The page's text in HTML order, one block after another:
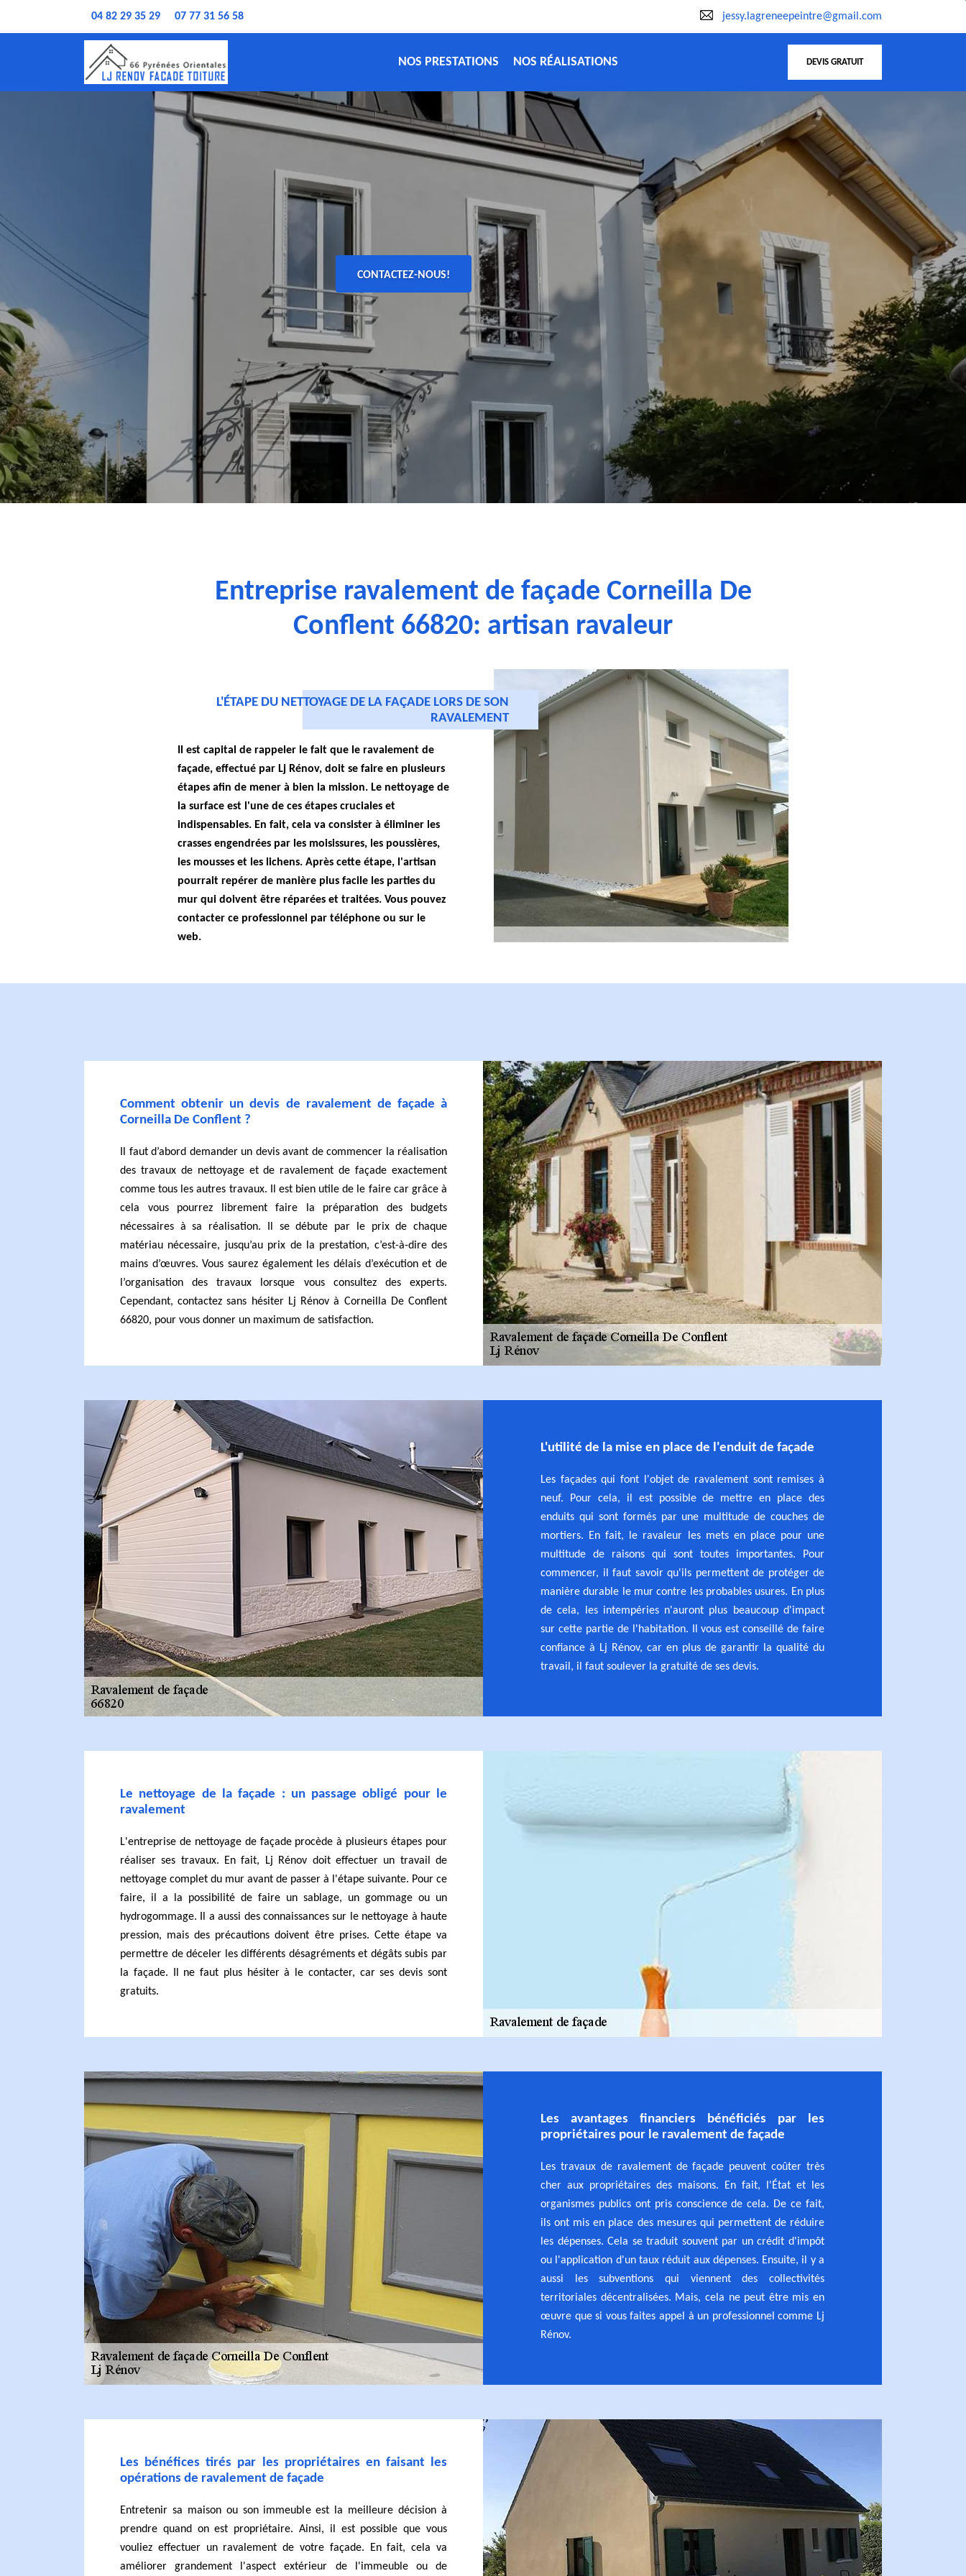
04 82 29 35 29 07 77 31 56 58 jessy.lagreneepeintre@gmail.com
NOS PRESTATIONS NOS RÉALISATIONS DEVIS GRATUIT
CONTACTEZ-NOUS!
Entreprise ravalement de façade Corneilla De
Conflent 66820: artisan ravaleur
L'ÉTAPE DU NETTOYAGE DE LA FAÇADE LORS DE SON
RAVALEMENT
Il est capital de rappeler le fait que le ravalement de
façade, effectué par Lj Rénov, doit se faire en plusieurs
étapes afin de mener à bien la mission. Le nettoyage de
la surface est l'une de ces étapes cruciales et
indispensables. En fait, cela va consister à éliminer les
crasses engendrées par les moisissures, les poussières,
les mousses et les lichens. Après cette étape, l'artisan
pourrait repérer de manière plus facile les parties du
mur qui doivent être réparées et traitées. Vous pouvez
contacter ce professionnel par téléphone ou sur le
web.
Comment obtenir un devis de ravalement de façade à
Corneilla De Conflent ?
Il faut d’abord demander un devis avant de commencer la réalisation
des travaux de nettoyage et de ravalement de façade exactement
comme tous les autres travaux. Il est bien utile de le faire car grâce à
cela vous pourrez librement faire la préparation des budgets
nécessaires à sa réalisation. Il se débute par le prix de chaque
matériau nécessaire, jusqu’au prix de la prestation, c’est-à-dire des
mains d’œuvres. Vous saurez également les délais d’exécution et de
l’organisation des travaux lorsque vous consultez des experts.
Cependant, contactez sans hésiter Lj Rénov à Corneilla De Conflent
66820, pour vous donner un maximum de satisfaction.
L'utilité de la mise en place de l'enduit de façade
Les façades qui font l'objet de ravalement sont remises à
neuf. Pour cela, il est possible de mettre en place des
enduits qui sont formés par une multitude de couches de
mortiers. En fait, le ravaleur les mets en place pour une
multitude de raisons qui sont toutes importantes. Pour
commencer, il faut savoir qu'ils permettent de protéger de
manière durable le mur contre les probables usures. En plus
de cela, les intempéries n'auront plus beaucoup d'impact
sur cette partie de l'habitation. Il vous est conseillé de faire
confiance à Lj Rénov, car en plus de garantir la qualité du
travail, il faut soulever la gratuité de ses devis.
Le nettoyage de la façade : un passage obligé pour le
ravalement
L'entreprise de nettoyage de façade procède à plusieurs étapes pour
réaliser ses travaux. En fait, Lj Rénov doit effectuer un travail de
nettoyage complet du mur avant de passer à l'étape suivante. Pour ce
faire, il a la possibilité de faire un sablage, un gommage ou un
hydrogommage. Il a aussi des connaissances sur le nettoyage à haute
pression, mais des précautions doivent être prises. Cette étape va
permettre de déceler les différents désagréments et dégâts subis par
la façade. Il ne faut plus hésiter à le contacter, car ses devis sont
gratuits.
Les avantages financiers bénéficiés par les
propriétaires pour le ravalement de façade
Les travaux de ravalement de façade peuvent coûter très
cher aux propriétaires des maisons. En fait, l'État et les
organismes publics ont pris conscience de cela. De ce fait,
ils ont mis en place des mesures qui permettent de réduire
les dépenses. Cela se traduit souvent par un crédit d'impôt
ou l'application d'un taux réduit aux dépenses. Ensuite, il y a
aussi les subventions qui viennent des collectivités
territoriales décentralisées. Mais, cela ne peut être mis en
œuvre que si vous faites appel à un professionnel comme Lj
Rénov.
Les bénéfices tirés par les propriétaires en faisant les
opérations de ravalement de façade
Entretenir sa maison ou son immeuble est la meilleure décision à
prendre quand on est propriétaire. Ainsi, il est possible que vous
vouliez effectuer un ravalement de votre façade. En fait, cela va
améliorer grandement l'aspect extérieur de l'immeuble ou de